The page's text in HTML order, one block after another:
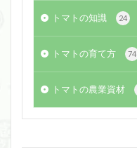
トマトの知識 24
トマトの育て方 74
トマトの農業資材